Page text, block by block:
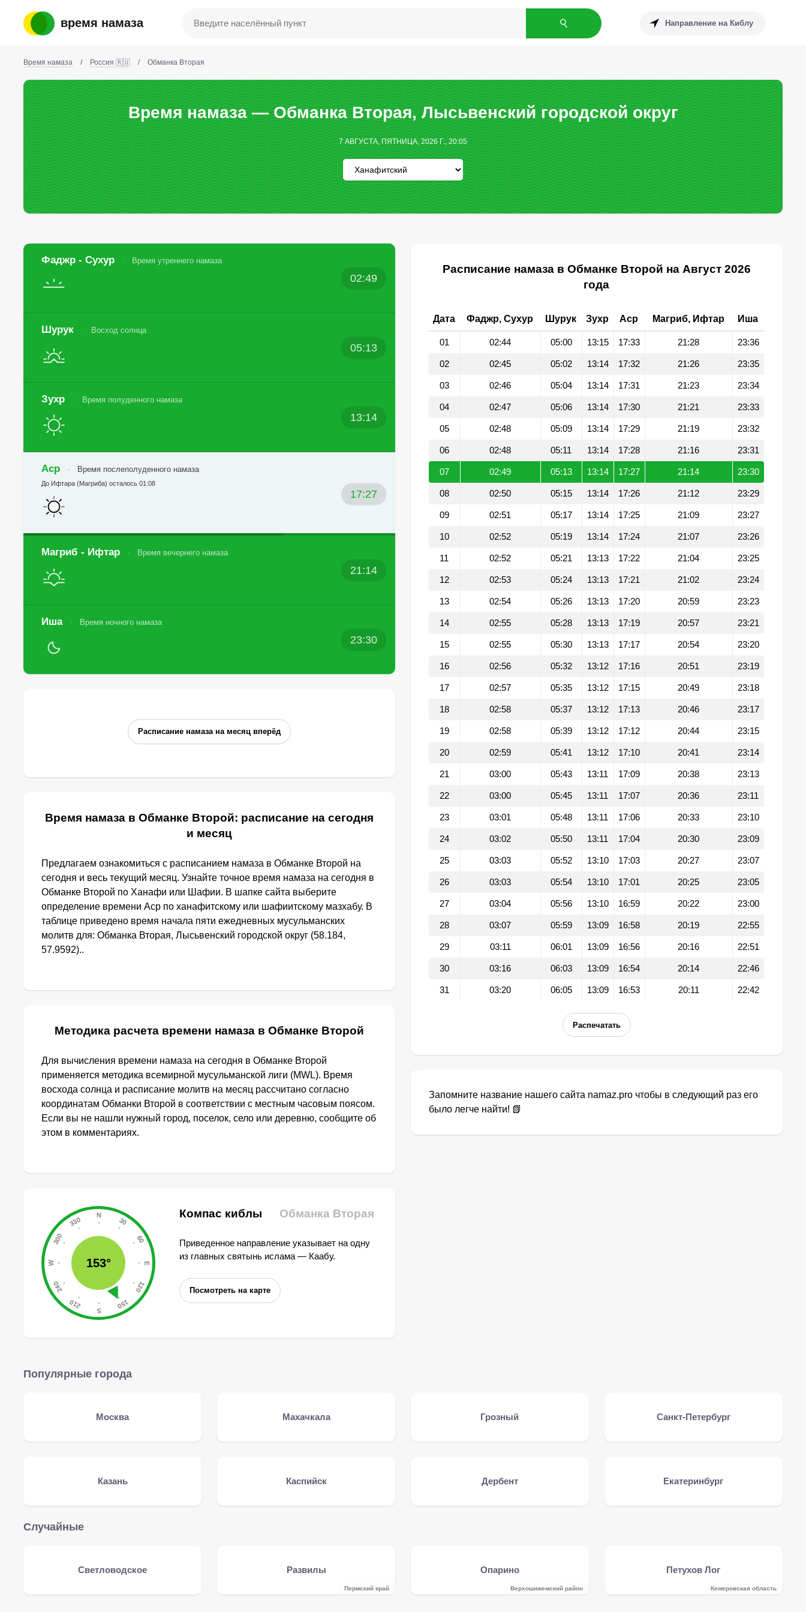
время намаза Направление на Киблу
Время намаза / Россия 🇷🇺 / Обманка Вторая
Время намаза — Обманка Вторая, Лысьвенский городской округ
7 АВГУСТА, ПЯТНИЦА, 2026 Г., 20:05
Фаджр - Сухур Время утреннего намаза
02:49
Шурук Восход солнца
05:13
Зухр Время полуденного намаза
13:14
Аср Время послеполуденного намаза
17:27
До Ифтара (Магриба) осталось 01:08
Магриб - Ифтар Время вечернего намаза
21:14
Иша Время ночного намаза
23:30
Расписание намаза на месяц вперёд
Время намаза в Обманке Второй: расписание на сегодня
и месяц
Предлагаем ознакомиться с расписанием намаза в Обманке Второй на
сегодня и весь текущий месяц. Узнайте точное время намаза на сегодня в
Обманке Второй по Ханафи или Шафии. В шапке сайта выберите
определение времени Аср по ханафитскому или шафиитскому мазхабу. В
таблице приведено время начала пяти ежедневных мусульманских
молитв для: Обманка Вторая, Лысьвенский городской округ (58.184,
57.9592)..
Методика расчета времени намаза в Обманке Второй
Для вычисления времени намаза на сегодня в Обманке Второй
применяется методика всемирной мусульманской лиги (MWL). Время
восхода солнца и расписание молитв на месяц рассчитано согласно
координатам Обманки Второй в соответствии с местным часовым поясом.
Если вы не нашли нужный город, поселок, село или деревню, сообщите об
этом в комментариях.
153°
Компас киблы Обманка Вторая
Приведенное направление указывает на одну
из главных святынь ислама — Каабу.
Посмотреть на карте
Расписание намаза в Обманке Второй на Август 2026
года
Дата Фаджр, Сухур Шурук Зухр Аср Магриб, Ифтар Иша
01 02:44 05:00 13:15 17:33 21:28 23:36
02 02:45 05:02 13:14 17:32 21:26 23:35
03 02:46 05:04 13:14 17:31 21:23 23:34
04 02:47 05:06 13:14 17:30 21:21 23:33
05 02:48 05:09 13:14 17:29 21:19 23:32
06 02:48 05:11 13:14 17:28 21:16 23:31
07 02:49 05:13 13:14 17:27 21:14 23:30
08 02:50 05:15 13:14 17:26 21:12 23:29
09 02:51 05:17 13:14 17:25 21:09 23:27
10 02:52 05:19 13:14 17:24 21:07 23:26
11 02:52 05:21 13:13 17:22 21:04 23:25
12 02:53 05:24 13:13 17:21 21:02 23:24
13 02:54 05:26 13:13 17:20 20:59 23:23
14 02:55 05:28 13:13 17:19 20:57 23:21
15 02:55 05:30 13:13 17:17 20:54 23:20
16 02:56 05:32 13:12 17:16 20:51 23:19
17 02:57 05:35 13:12 17:15 20:49 23:18
18 02:58 05:37 13:12 17:13 20:46 23:17
19 02:58 05:39 13:12 17:12 20:44 23:15
20 02:59 05:41 13:12 17:10 20:41 23:14
21 03:00 05:43 13:11 17:09 20:38 23:13
22 03:00 05:45 13:11 17:07 20:36 23:11
23 03:01 05:48 13:11 17:06 20:33 23:10
24 03:02 05:50 13:11 17:04 20:30 23:09
25 03:03 05:52 13:10 17:03 20:27 23:07
26 03:03 05:54 13:10 17:01 20:25 23:05
27 03:04 05:56 13:10 16:59 20:22 23:00
28 03:07 05:59 13:09 16:58 20:19 22:55
29 03:11 06:01 13:09 16:56 20:16 22:51
30 03:16 06:03 13:09 16:54 20:14 22:46
31 03:20 06:05 13:09 16:53 20:11 22:42
Распечатать
Запомните название нашего сайта namaz.pro чтобы в следующий раз его
было легче найти! 📗
Популярные города
Москва Махачкала Грозный Санкт-Петербург
Казань Каспийск Дербент Екатеринбург
Случайные
Светловодское Развилы
Пермский край
Опарино
Верхошижемский район
Петухов Лог
Кемеровская область